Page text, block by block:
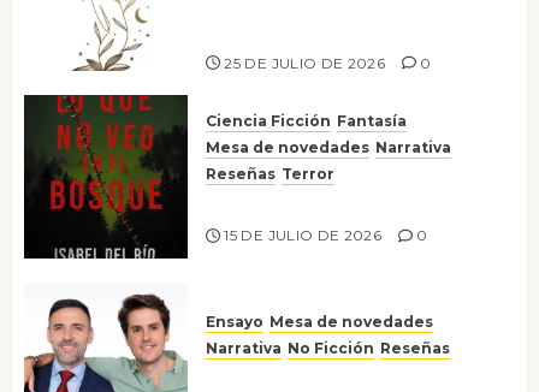
25 DE JULIO DE 2026 0
Ciencia Ficción Fantasía
Mesa de novedades Narrativa
Reseñas Terror
15 DE JULIO DE 2026 0
Ensayo Mesa de novedades
Narrativa No Ficción Reseñas